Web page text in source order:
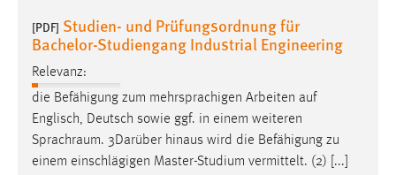
[PDF] Studien- und Prüfungsordnung für
Bachelor-Studiengang Industrial Engineering
Relevanz:
die Befähigung zum mehrsprachigen Arbeiten auf
Englisch, Deutsch sowie ggf. in einem weiteren
Sprachraum. 3Darüber hinaus wird die Befähigung zu
einem einschlägigen Master-Studium vermittelt. (2) [...]